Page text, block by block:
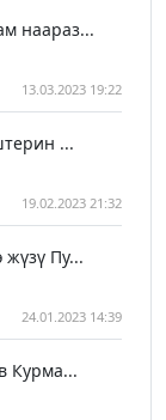
наараз...
13.03.2023 19:22
...
19.02.2023 21:32
Пу...
24.01.2023 14:39
Курма...